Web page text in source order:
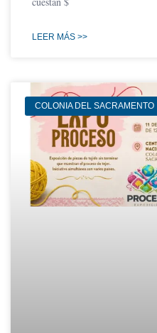
LEER MÁS >>
COLONIA DEL SACRAMENTO